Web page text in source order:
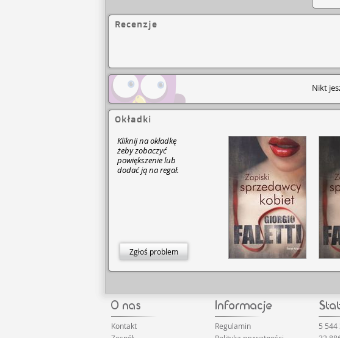
Recenzje
Nikt
Okładki
Kliknij na okładkę
żeby zobaczyć
powiększenie lub
dodać ją na regał.
Zgłoś problem
Kontakt
Regulamin
5 544